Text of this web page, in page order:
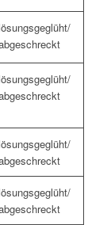
lösungsgeglüht/
lösungsgeglüht/
lösungsgeglüht/
lösungsgeglüht/